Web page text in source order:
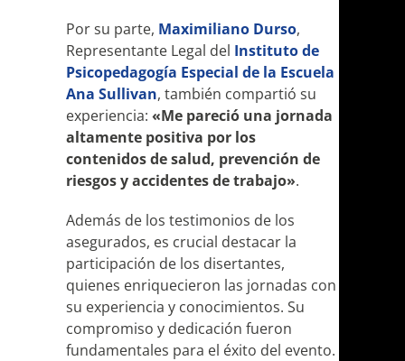
Por su parte, Maximiliano Durso,
Representante Legal del Instituto de
Psicopedagogía Especial de la Escuela
Ana Sullivan, también compartió su
experiencia: «Me pareció una jornada
altamente positiva por los
contenidos de salud, prevención de
riesgos y accidentes de trabajo».
Además de los testimonios de los
asegurados, es crucial destacar la
participación de los disertantes,
quienes enriquecieron las jornadas con
su experiencia y conocimientos. Su
compromiso y dedicación fueron
fundamentales para el éxito del evento.